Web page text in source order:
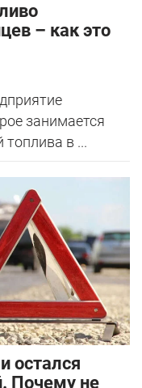
– как это
занимается
в ...
остался
Почему не